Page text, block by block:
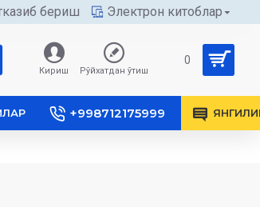
бериш Электрон китоблар
Кириш Рўйхатдан ўтиш
0
+998712175999